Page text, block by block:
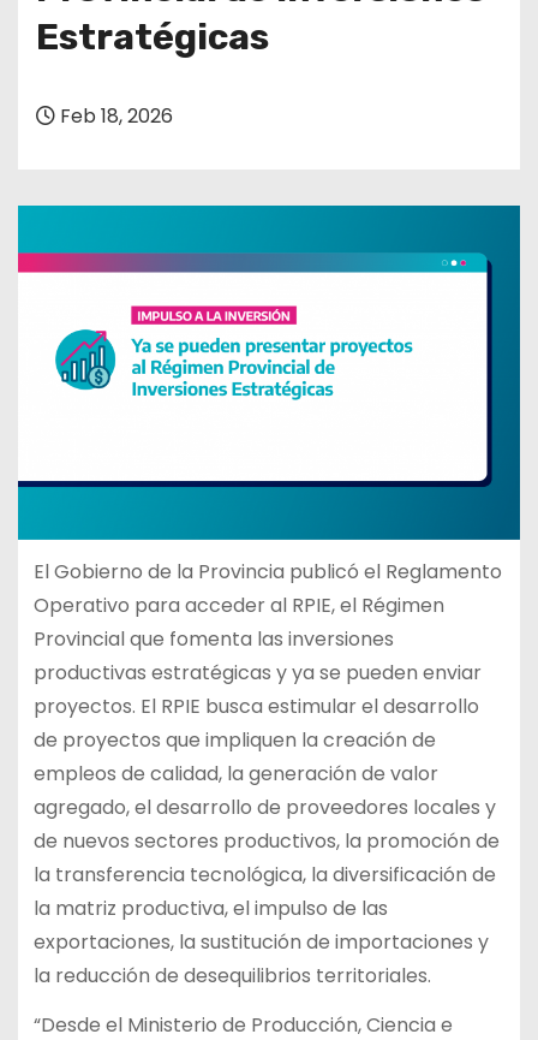
Estratégicas
Feb 18, 2026
El Gobierno de la Provincia publicó el Reglamento
Operativo para acceder al RPIE, el Régimen
Provincial que fomenta las inversiones
productivas estratégicas y ya se pueden enviar
proyectos. El RPIE busca estimular el desarrollo
de proyectos que impliquen la creación de
empleos de calidad, la generación de valor
agregado, el desarrollo de proveedores locales y
de nuevos sectores productivos, la promoción de
la transferencia tecnológica, la diversificación de
la matriz productiva, el impulso de las
exportaciones, la sustitución de importaciones y
la reducción de desequilibrios territoriales.
“Desde el Ministerio de Producción, Ciencia e